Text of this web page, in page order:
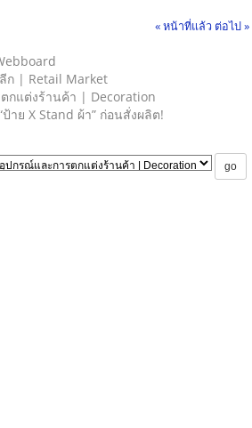
« หน้าที่แล้ว ต่อไป »
ก | Retail Market
กแต่งร้านค้า | Decoration
าย X Stand ผ้า” ก่อนสั่งผลิต!